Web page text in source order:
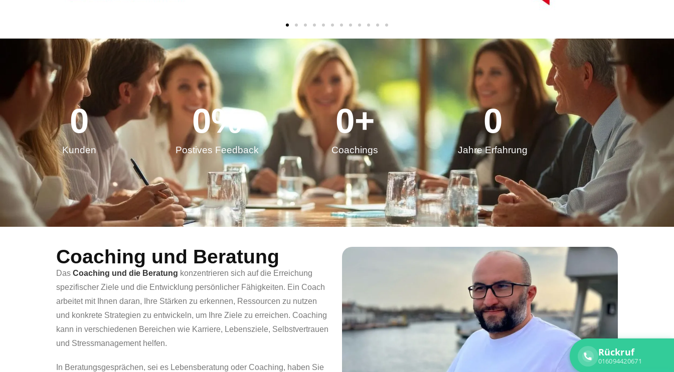
Kunden
0
Postives Feedback
0%
Coachings
0+
Jahre Erfahrung
0
Coaching und Beratung
Das Coaching und die Beratung konzentrieren sich auf die Erreichung
spezifischer Ziele und die Entwicklung persönlicher Fähigkeiten. Ein Coach
arbeitet mit Ihnen daran, Ihre Stärken zu erkennen, Ressourcen zu nutzen
und konkrete Strategien zu entwickeln, um Ihre Ziele zu erreichen. Coaching
kann in verschiedenen Bereichen wie Karriere, Lebensziele, Selbstvertrauen
und Stressmanagement helfen.
In Beratungsgesprächen, sei es Lebensberatung oder Coaching, haben Sie